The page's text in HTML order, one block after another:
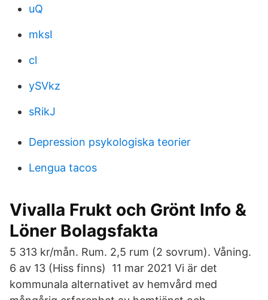
uQ
mksI
cl
ySVkz
sRikJ
Depression psykologiska teorier
Lengua tacos
Vivalla Frukt och Grönt Info &
Löner Bolagsfakta
5 313 kr/mån. Rum. 2,5 rum (2 sovrum). Våning.
6 av 13 (Hiss finns) 11 mar 2021 Vi är det
kommunala alternativet av hemvård med